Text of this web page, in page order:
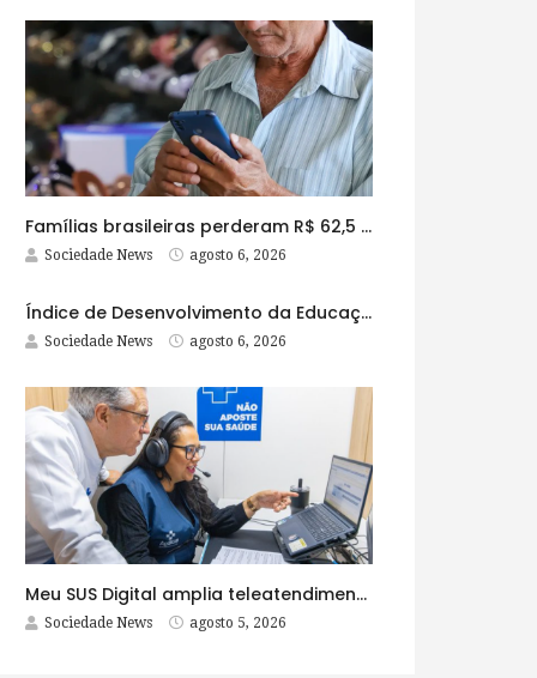
Famílias brasileiras perderam R$ 62,5 bilhões para bets em 2025
Sociedade News agosto 6, 2026
Índice de Desenvolvimento da Educação Básica tem elevação em todas as etapas
Sociedade News agosto 6, 2026
Meu SUS Digital amplia teleatendimentos para pessoas com problemas com jogos e apostas
Sociedade News agosto 5, 2026